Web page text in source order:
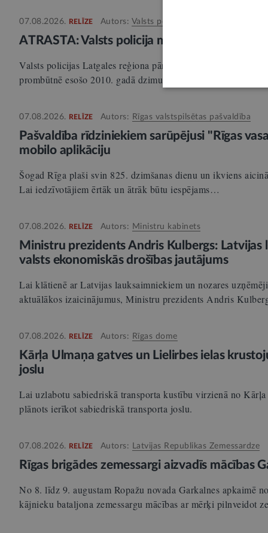
07.08.2026. RELĪZE Autors: Valsts policija
ATRASTA: Valsts policija meklē bezvēsts
Valsts policijas Latgales reģiona pārvaldes Ziemeļlatgales
prombūtnē esošo 2010. gadā dzimušo Irynu Itkinu, kura šā…
07.08.2026. RELĪZE Autors: Rīgas valstspilsētas pašvaldība
Pašvaldība rīdziniekiem sarūpējusi "Rīgas
mobilo aplikāciju
Šogad Rīga plaši svin 825. dzimšanas dienu un ikviens
Lai iedzīvotājiem ērtāk un ātrāk būtu iespējams…
07.08.2026. RELĪZE Autors: Ministru kabinets
Ministru prezidents Andris Kulbergs:
valsts ekonomiskās drošības jautājums
Lai klātienē ar Latvijas lauksaimniekiem un nozares
aktuālākos izaicinājumus, Ministru prezidents Andris
07.08.2026. RELĪZE Autors: Rīgas dome
Kārļa Ulmaņa gatves un Lielirbes ielas
joslu
Lai uzlabotu sabiedriskā transporta kustību virzienā no
plānots ierīkot sabiedriskā transporta joslu.
07.08.2026. RELĪZE Autors: Latvijas Republikas Zemessardze
Rīgas brigādes zemessargi aizvadīs mācības
No 8. līdz 9. augustam Ropažu novada Garkalnes apkaimē
kājnieku bataljona zemessargu mācības ar mērķi pilnveidot